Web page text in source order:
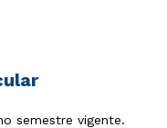
semestre vigente.